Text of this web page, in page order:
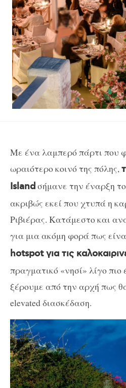
Με ένα λαμπερό πάρτι που
ωραιότερο κοινό της πόλης,
Islandσήμανε την έναρξη
ακριβώς εκεί που χτυπά η
Ριβιέρας. Κατάμεστο και
για μια ακόμη φορά πως είνα
hotspot για τις
πραγματικό «νησί» λίγο
ξέρουμε από την αρχή πως
elevated διασκέδαση.